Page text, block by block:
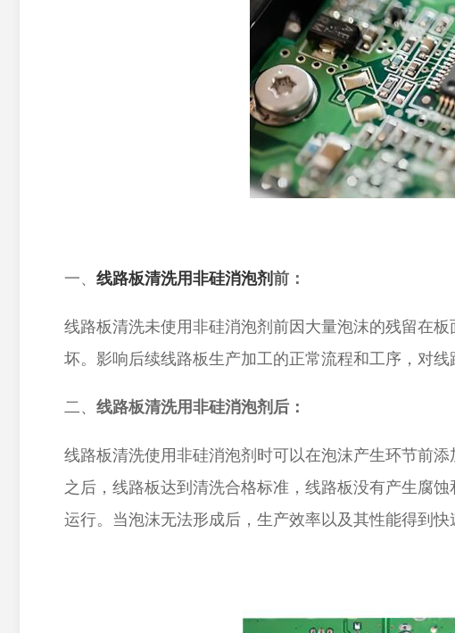
一、 线路板清洗用非硅消泡剂前：
线路板清洗未使用非硅消泡剂前因大量泡沫的残留在
坏。影响后续线路板生产加工的正常流程和工序，对
二、 线路板清洗用非硅消泡剂后：
线路板清洗使用非硅消泡剂时可以在泡沫产生环节前
之后，线路板达到清洗合格标准，线路板没有产生腐
运行。当泡沫无法形成后，生产效率以及其性能得到